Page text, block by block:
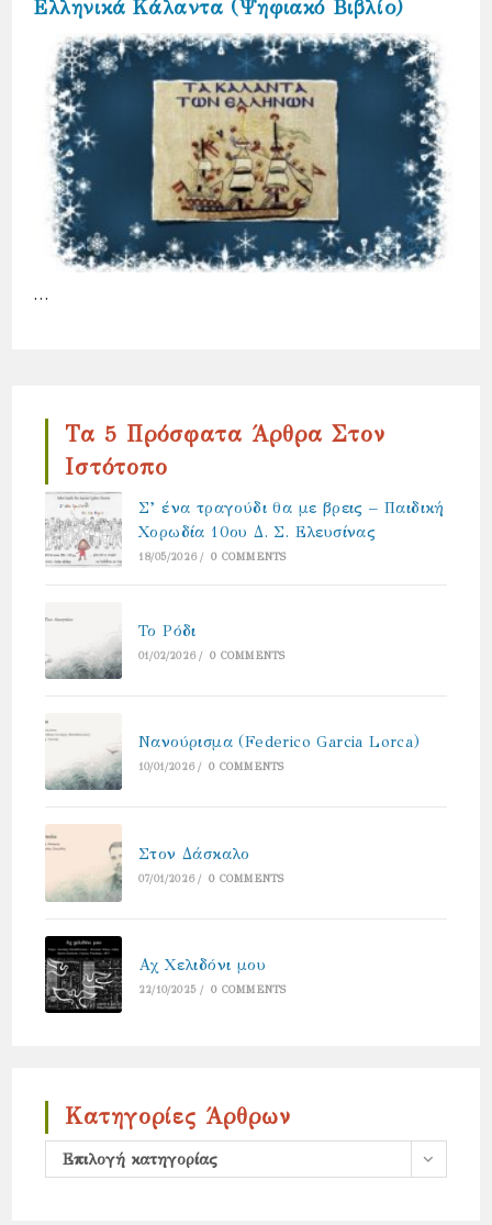
Ελληνικά Κάλαντα (Ψηφιακό Βιβλίο)
…
Τα 5 Πρόσφατα Άρθρα Στον
Ιστότοπο
Σ’ ένα τραγούδι θα με βρεις – Παιδική
Χορωδία 10ου Δ. Σ. Ελευσίνας
18/05/2026 / 0 COMMENTS
Το Ρόδι
01/02/2026 / 0 COMMENTS
Νανούρισμα (Federico Garcia Lorca)
10/01/2026 / 0 COMMENTS
Στον Δάσκαλο
07/01/2026 / 0 COMMENTS
Αχ Χελιδόνι μου
22/10/2025 / 0 COMMENTS
Κατηγορίες Άρθρων
Κατηγορίες
Επιλογή κατηγορίας